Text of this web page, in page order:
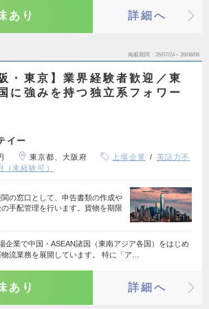
あり 詳細へ
掲載期間 26/07/24～26/08/06
・東京】業界経験者歓迎／東
に強みを持つ独立系フォワー
イー
東京都、大阪府 上場企業
英語力不
未経験可）
の窓口として、申告書類の作成や
手配管理を行います。貨物を期限
企業で中国・ASEAN諸国（東南アジア各国）をはじめ
流業務を展開しています。 特に「ア…
あり 詳細へ